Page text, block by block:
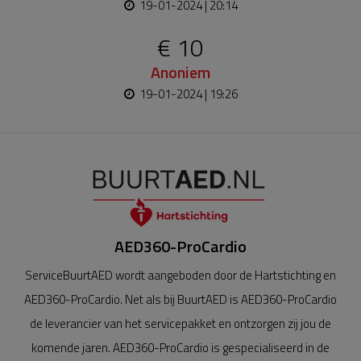
19-01-2024 | 20:14
€ 10
Anoniem
19-01-2024 | 19:26
AED360-ProCardio
ServiceBuurtAED wordt aangeboden door de Hartstichting en
AED360-ProCardio. Net als bij BuurtAED is AED360-ProCardio
de leverancier van het servicepakket en ontzorgen zij jou de
komende jaren. AED360-ProCardio is gespecialiseerd in de